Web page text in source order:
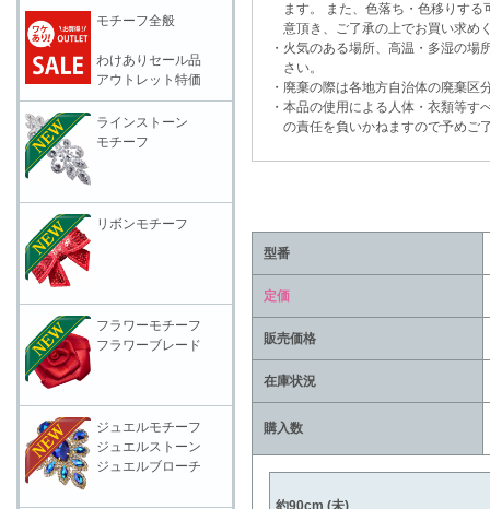
ます。 また、色落ち・色移りする
意頂き、ご了承の上でお買い求め
・火気のある場所、高温・多湿の場
さい。
・廃棄の際は各地方自治体の廃棄区
・本品の使用による人体・衣類等す
の責任を負いかねますので予めご
型番
定価
販売価格
在庫状況
購入数
約90cm (未)
モチーフ全般
わけありセール品
アウトレット特価
ラインストーン
モチーフ
リボンモチーフ
フラワーモチーフ
フラワーブレード
ジュエルモチーフ
ジュエルストーン
ジュエルブローチ